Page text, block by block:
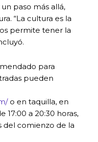
paso más allá,
“La cultura es la
permite tener la
para
pueden
o en taquilla, en
17:00 a 20:30 horas,
del comienzo de la